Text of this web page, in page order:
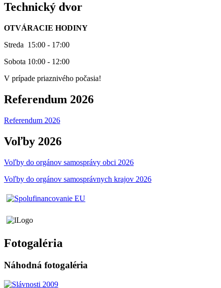
Technický dvor
OTVÁRACIE HODINY
Streda 15:00 - 17:00
Sobota 10:00 - 12:00
V prípade priaznivého počasia!
Referendum 2026
Referendum 2026
Voľby 2026
Voľby do orgánov samosprávy obci 2026
Voľby do orgánov samosprávnych krajov 2026
Fotogaléria
Náhodná fotogaléria